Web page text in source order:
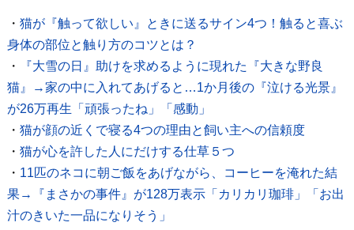
・ 猫が『触って欲しい』ときに送るサイン4つ！触ると喜ぶ
身体の部位と触り方のコツとは？
・
『大雪の日』助けを求めるように現れた『大きな野良
猫』→家の中に入れてあげると…1か月後の『泣ける光景』
が26万再生「頑張ったね」「感動」
・ 猫が顔の近くで寝る4つの理由と飼い主への信頼度
・ 猫が心を許した人にだけする仕草５つ
・ 11匹のネコに朝ご飯をあげながら、コーヒーを淹れた結
果→『まさかの事件』が128万表示「カリカリ珈琲」「お出
汁のきいた一品になりそう」